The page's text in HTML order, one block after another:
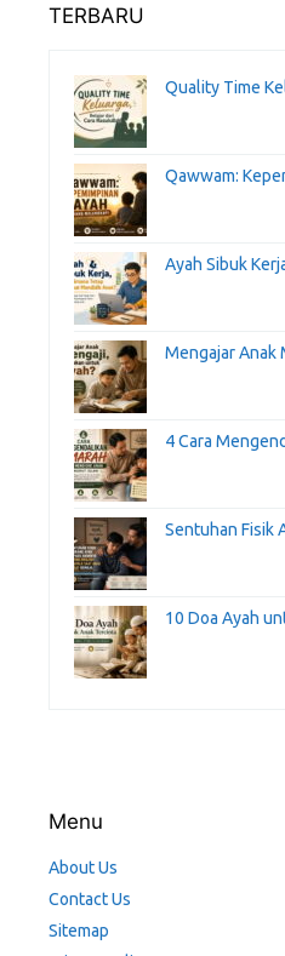
TERBARU
Quality Time
Qawwam:
Ayah Sibuk
Mengajar Anak
4 Cara
Sentuhan Fisik
10 Doa Ayah
Menu
About Us
Contact Us
Sitemap